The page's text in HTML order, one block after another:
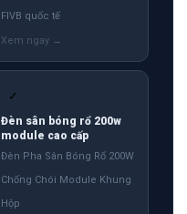
FIVB quốc tế
✓
Đèn sân bóng rổ 200w
module cao cấp
Đèn Pha Sân Bóng Rổ 200W
Chống Chói Module Khung
Hộp